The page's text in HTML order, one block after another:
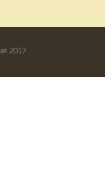
2017